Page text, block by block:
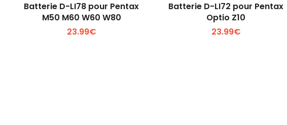
Voir plus +
Batterie D-LI78 pour Pentax
M50 M60 W60 W80
23.99€
Voir plus +
Batterie D-LI72 pour Pentax
Optio Z10
23.99€